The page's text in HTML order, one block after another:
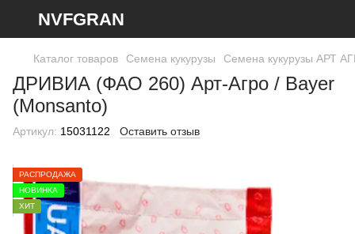
NVFGRAN
Каталог товаров Семена кукурузы Семена кукурузы АРТ
ДРИВИА (ФАО 260) Арт-Агро / Bayer
(Monsanto)
Артикул: 15031122 Оставить отзыв
РАСПРОДАЖА
НОВИНКА
ХИТ